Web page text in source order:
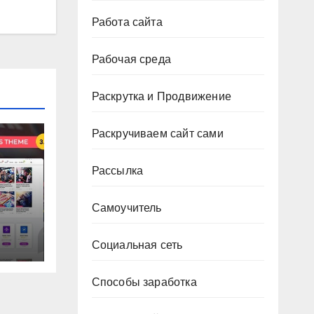
Работа сайта
Рабочая среда
Раскрутка и Продвижение
Раскручиваем сайт сами
Рассылка
Самоучитель
Социальная сеть
Способы заработка